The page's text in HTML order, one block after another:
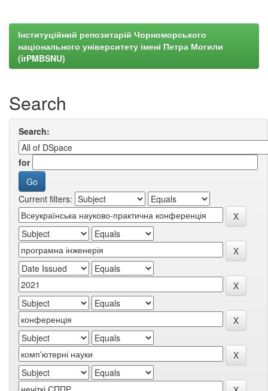
Інституційний репозитарій Чорноморського
національного університету імені Петра Могили
(irPMBSNU)
Search
Search:
for
Current filters: